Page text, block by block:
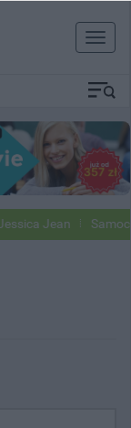
Toggle
Samochody